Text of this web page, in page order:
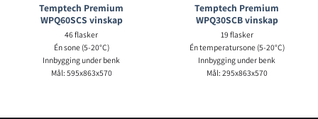
Temptech Premium
WPQ60SCS vinskap
46 flasker
Én sone (5-20°C)
Innbygging under benk
Mål: 595x863x570
Temptech Premium
WPQ30SCB vinskap
19 flasker
Én temperatursone (5-20°C)
Innbygging under benk
Mål: 295x863x570